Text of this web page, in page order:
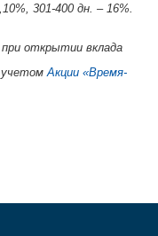
301-400 дн. – 16%.
открытии вклада
учетомАкции «Время-